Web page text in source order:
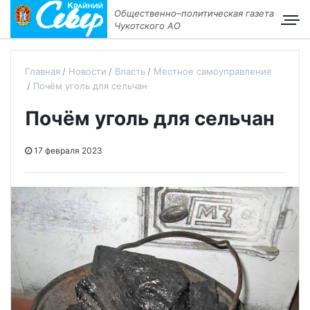
Общественно–политическая газета
Чукотского АО
Главная Новости Власть
Местное самоуправление
Почём уголь для сельчан
Почём уголь для сельчан
17 февраля 2023